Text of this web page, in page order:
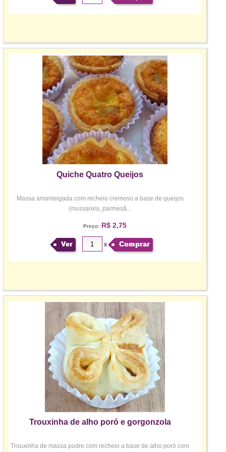
Quiche Quatro Queijos
Massa amanteigada com recheio cremoso a base de queijos
(mussarela, parmesã...
Preço:R$ 2,75
Ver x Comprar
Trouxinha de alho poró e gorgonzola
Trouxinha de massa podre com recheio a base de alho poró com